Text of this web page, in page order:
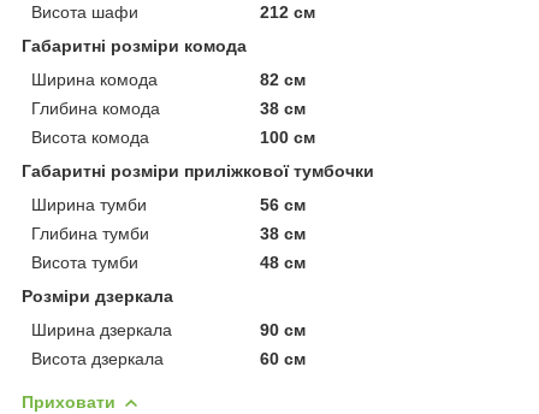
Висота шафи
212 см
Габаритні розміри комода
Ширина комода
82 см
Глибина комода
38 см
Висота комода
100 см
Габаритні розміри приліжкової тумбочки
Ширина тумби
56 см
Глибина тумби
38 см
Висота тумби
48 см
Розміри дзеркала
Ширина дзеркала
90 см
Висота дзеркала
60 см
Приховати